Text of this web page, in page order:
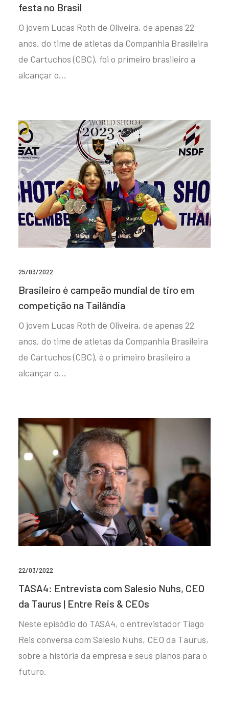
festa no Brasil
O jovem Lucas Roth de Oliveira, de apenas 22
anos, do time de atletas da Companhia Brasileira
de Cartuchos (CBC), foi o primeiro brasileiro a
alcançar o…
25/03/2022
Brasileiro é campeão mundial de tiro em
competição na Tailândia
O jovem Lucas Roth de Oliveira, de apenas 22
anos, do time de atletas da Companhia Brasileira
de Cartuchos (CBC), é o primeiro brasileiro a
alcançar o…
22/03/2022
TASA4: Entrevista com Salesio Nuhs, CEO
da Taurus | Entre Reis & CEOs
Neste episódio do TASA4, o entrevistador Tiago
Reis conversa com Salesio Nuhs, CEO da Taurus,
sobre a história da empresa e seus planos para o
futuro.